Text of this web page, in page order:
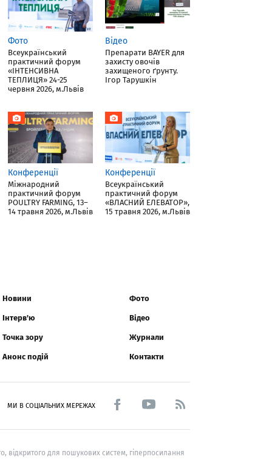
Фото
Всеукраїнський
практичний форум
«ІНТЕНСИВНА
ТЕПЛИЦЯ» 24-25
червня 2026, м.Львів
Відео
Препарати BAYER для
захисту овочів
захищеного ґрунту.
Ігор Тарушкін
Конференції
Міжнародний
практичний форум
POULTRY FARMING, 13–
14 травня 2026, м.Львів
Конференції
Всеукраїнський
практичний форум
«ВЛАСНИЙ ЕЛЕВАТОР»,
15 травня 2026, м.Львів
Новини
Інтерв'ю
Точка зору
Анонс подій
Фото
Відео
Журнали
Контакти
МИ В СОЦІАЛЬНИХ МЕРЕЖАХ
відкритого для пошукових систем, гіперпосилання